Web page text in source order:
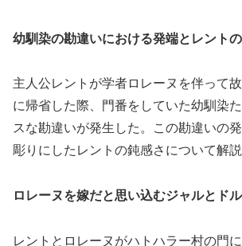
幼馴染の勘違いにおける発端とレント
主人公レントが学者ロレーヌを伴って
に帰省した際、門番をしていた幼馴染
スな勘違いが発生した。この勘違いの
彫りにしたレントの鈍感さについて解説
ロレーヌを嫁だと思い込むジャルとドル
レントとロレーヌがハトハラー村の門